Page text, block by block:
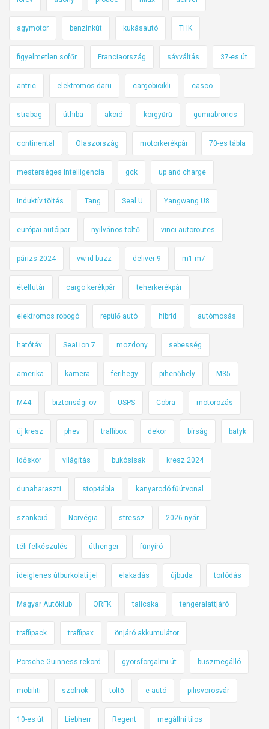
agymotor benzinkút kukásautó THK
figyelmetlen sofőr Franciaország sávváltás 37-es út
antric elektromos daru cargobicikli casco
strabag úthiba akció körgyűrű gumiabroncs
continental Olaszország motorkerékpár 70-es tábla
mesterséges intelligencia gck up and charge
induktív töltés Tang Seal U Yangwang U8
európai autóipar nyilvános töltő vinci autoroutes
párizs 2024 vw id buzz deliver 9 m1-m7
ételfutár cargo kerékpár teherkerékpár
elektromos robogó repülő autó hibrid autómosás
hatótáv SeaLion 7 mozdony sebesség
amerika kamera ferihegy pihenőhely M35
M44 biztonsági öv USPS Cobra motorozás
új kresz phev traffibox dekor bírság batyk
időskor világítás bukósisak kresz 2024
dunaharaszti stop-tábla kanyarodó fűútvonal
szankció Norvégia stressz 2026 nyár
téli felkészülés úthenger fűnyíró
ideiglenes útburkolati jel elakadás újbuda torlódás
Magyar Autóklub ORFK talicska tengeralattjáró
traffipack traffipax önjáró akkumulátor
Porsche Guinness rekord gyorsforgalmi út buszmegálló
mobiliti szolnok töltő e-autó pilisvörösvár
10-es út Liebherr Regent megállni tilos